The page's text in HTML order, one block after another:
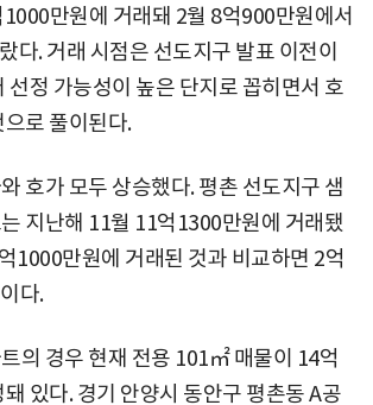
만원에 거래돼 2월 8억900만원에서
다. 거래 시점은 선도지구 발표 이전이
선정 가능성이 높은 단지로 꼽히면서 호
로 풀이된다.
호가 모두 상승했다. 평촌 선도지구 샘
지난해 11월 11억1300만원에 거래됐
1000만원에 거래된 것과 비교하면 2억
다.
의 경우 현재 전용 101㎡ 매물이 14억
있다. 경기 안양시 동안구 평촌동 A공